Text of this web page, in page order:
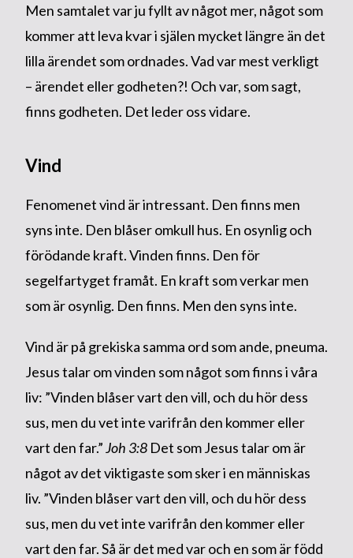
Men samtalet var ju fyllt av något mer, något som
kommer att leva kvar i själen mycket längre än det
lilla ärendet som ordnades. Vad var mest verkligt
– ärendet eller godheten?! Och var, som sagt,
finns godheten. Det leder oss vidare.
Vind
Fenomenet vind är intressant. Den finns men
syns inte. Den blåser omkull hus. En osynlig och
förödande kraft. Vinden finns. Den för
segelfartyget framåt. En kraft som verkar men
som är osynlig. Den finns. Men den syns inte.
Vind är på grekiska samma ord som ande, pneuma.
Jesus talar om vinden som något som finns i våra
liv: ”Vinden blåser vart den vill, och du hör dess
sus, men du vet inte varifrån den kommer eller
vart den far.”Joh 3:8Det som Jesus talar om är
något av det viktigaste som sker i en människas
liv. ”Vinden blåser vart den vill, och du hör dess
sus, men du vet inte varifrån den kommer eller
vart den far. Så är det med var och en som är född